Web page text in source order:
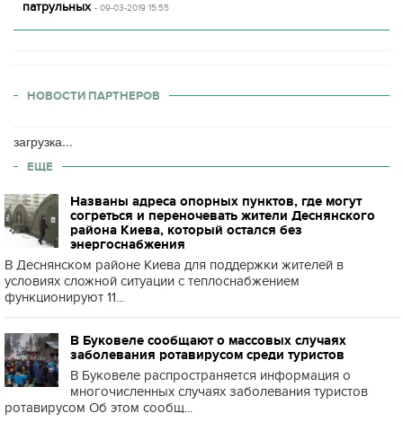
патрульных - 09-03-2019 15:55
НОВОСТИ ПАРТНЕРОВ
загрузка...
ЕЩЕ
Названы адреса опорных пунктов, где могут
согреться и переночевать жители Деснянского
района Киева, который остался без
энергоснабжения
В Деснянском районе Киева для поддержки жителей в
условиях сложной ситуации с теплоснабжением
функционируют 11...
В Буковеле сообщают о массовых случаях
заболевания ротавирусом среди туристов
В Буковеле распространяется информация о
многочисленных случаях заболевания туристов
ротавирусом Об этом сообщ...